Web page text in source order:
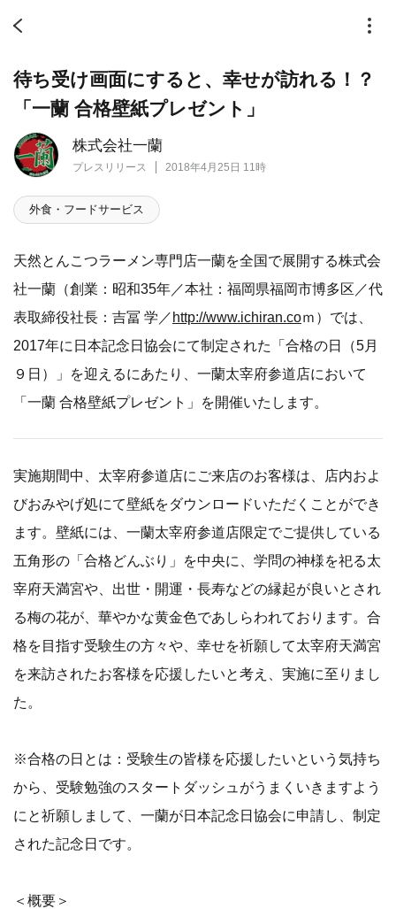
株式会社一蘭
プレスリリース 2018年4月25日 11時
待ち受け画面にすると、幸せが訪れる！？
「一蘭 合格壁紙プレゼント」
外食・フードサービス
天然とんこつラーメン専門店一蘭を全国で展開する株式会
社一蘭（創業：昭和35年／本社：福岡県福岡市博多区／代
表取締役社長：吉冨 学／http://www.ichiran.coｍ）では、
2017年に日本記念日協会にて制定された「合格の日（5月
９日）」を迎えるにあたり、一蘭太宰府参道店において
「一蘭 合格壁紙プレゼント」を開催いたします。
実施期間中、太宰府参道店にご来店のお客様は、店内およ
びおみやげ処にて壁紙をダウンロードいただくことができ
ます。壁紙には、一蘭太宰府参道店限定でご提供している
五角形の「合格どんぶり」を中央に、学問の神様を祀る太
宰府天満宮や、出世・開運・長寿などの縁起が良いとされ
る梅の花が、華やかな黄金色であしらわれております。合
格を目指す受験生の方々や、幸せを祈願して太宰府天満宮
を来訪されたお客様を応援したいと考え、実施に至りまし
た。
※合格の日とは：受験生の皆様を応援したいという気持ち
から、受験勉強のスタートダッシュがうまくいきますよう
にと祈願しまして、一蘭が日本記念日協会に申請し、制定
された記念日です。
＜概要＞